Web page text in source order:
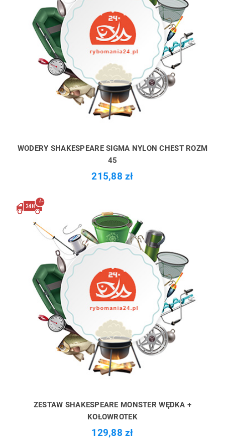
WODERY SHAKESPEARE SIGMA NYLON CHEST ROZM
45
215,88 zł
ZESTAW SHAKESPEARE MONSTER WĘDKA +
KOŁOWROTEK
129,88 zł